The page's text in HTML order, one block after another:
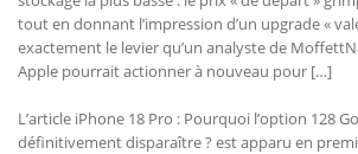
tout en donnant l’impression d’un upgrade «
exactement le levier qu’un analyste de
Apple pourrait actionner à nouveau pour […]
L’article iPhone 18 Pro : Pourquoi l’option 128
définitivement disparaître ? est apparu en